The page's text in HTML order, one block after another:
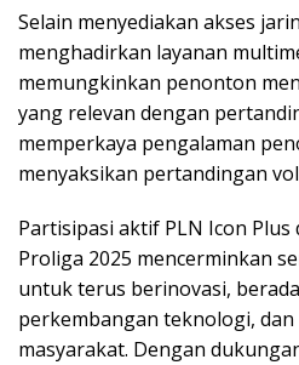
Selain menyediakan akses
menghadirkan layanan
memungkinkan penonton
yang relevan dengan
memperkaya pengalaman
menyaksikan pertandingan
Partisipasi aktif PLN Icon
Proliga 2025 mencerminkan
untuk terus berinovasi,
perkembangan teknologi,
masyarakat. Dengan